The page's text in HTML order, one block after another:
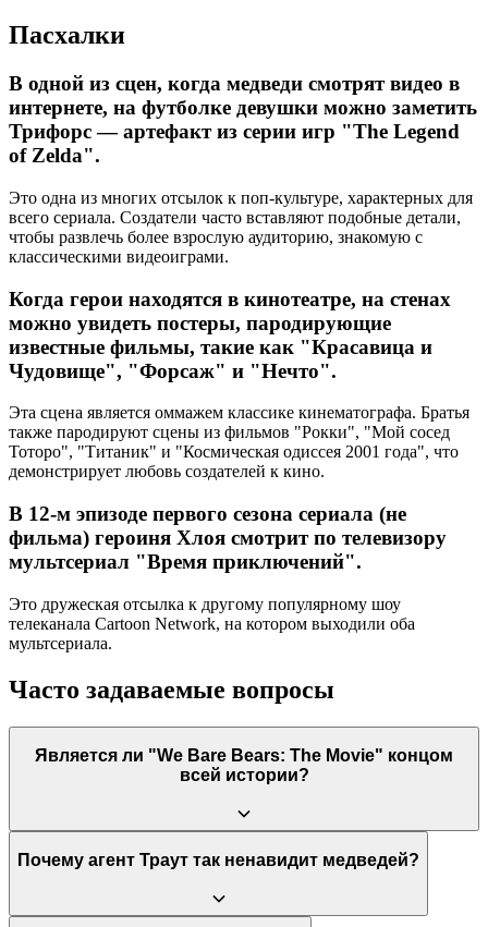
Пасхалки
В одной из сцен, когда медведи смотрят видео в
интернете, на футболке девушки можно заметить
Трифорс — артефакт из серии игр "The Legend
of Zelda".
Это одна из многих отсылок к поп-культуре, характерных для
всего сериала. Создатели часто вставляют подобные детали,
чтобы развлечь более взрослую аудиторию, знакомую с
классическими видеоиграми.
Когда герои находятся в кинотеатре, на стенах
можно увидеть постеры, пародирующие
известные фильмы, такие как "Красавица и
Чудовище", "Форсаж" и "Нечто".
Эта сцена является оммажем классике кинематографа. Братья
также пародируют сцены из фильмов "Рокки", "Мой сосед
Тоторо", "Титаник" и "Космическая одиссея 2001 года", что
демонстрирует любовь создателей к кино.
В 12-м эпизоде первого сезона сериала (не
фильма) героиня Хлоя смотрит по телевизору
мультсериал "Время приключений".
Это дружеская отсылка к другому популярному шоу
телеканала Cartoon Network, на котором выходили оба
мультсериала.
Часто задаваемые вопросы
Является ли "We Bare Bears: The Movie" концом
всей истории?
Да, этот фильм был задуман как финал оригинального
трех братьев и дает им заслуженный счастливый конец.
Однако существует спин-офф под названием "We Baby Bears",
Почему агент Траут так ненавидит медведей?